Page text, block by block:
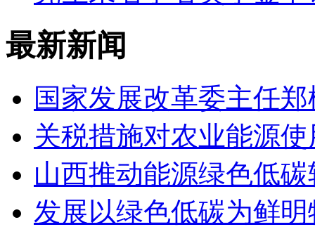
最新新闻
国家发展改革委主任
关税措施对农业能源
山西推动能源绿色低
发展以绿色低碳为鲜